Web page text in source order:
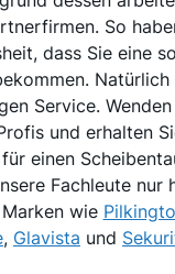
So
dass Sie eine
Service.
und erhalten
einen
Fachleute nur
wie
, Glavista und